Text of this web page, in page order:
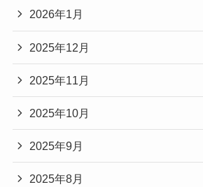
2026年1月
2025年12月
2025年11月
2025年10月
2025年9月
2025年8月